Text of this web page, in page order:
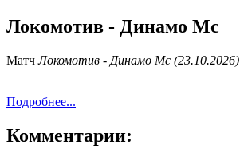
Локомотив - Динамо Мс
МатчЛокомотив - Динамо Мс (23.10.2026)
Подробнее...
Комментарии: